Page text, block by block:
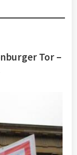
Tor –